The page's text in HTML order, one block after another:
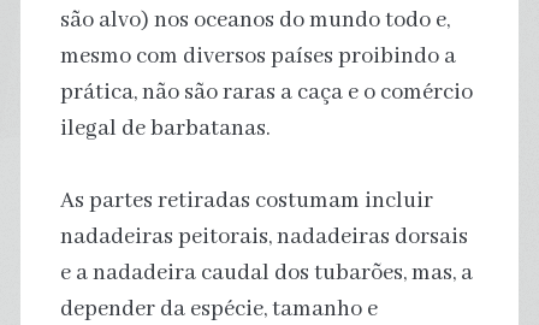
são alvo) nos oceanos do mundo todo e,
mesmo com diversos países proibindo a
prática, não são raras a caça e o comércio
ilegal de barbatanas.
As partes retiradas costumam incluir
nadadeiras peitorais, nadadeiras dorsais
e a nadadeira caudal dos tubarões, mas, a
depender da espécie, tamanho e